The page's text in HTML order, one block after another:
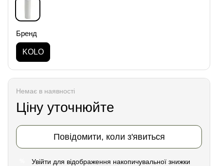
Бренд
KOLO
Немає в наявності
Ціну уточнюйте
Повідомити, коли з'явиться
Увійти для відображення накопичувальної знижки